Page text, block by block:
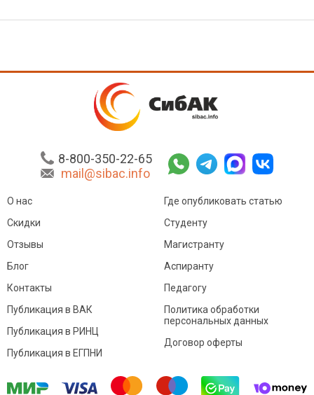
8-800-350-22-65
mail@sibac.info
О нас
Скидки
Отзывы
Блог
Контакты
Где опубликовать статью
Студенту
Магистранту
Аспиранту
Педагогу
Публикация в ВАК
Публикация в РИНЦ
Публикация в ЕГПНИ
Политика обработки
персональных данных
Договор оферты